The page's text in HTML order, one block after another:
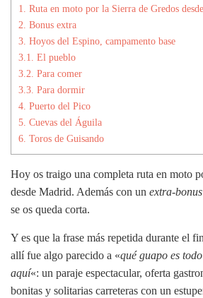
1.
Ruta en moto por la Sierra de Gredos
2. Bonus extra
3. Hoyos del Espino, campamento base
3.1.
El pueblo
3.2. Para comer
3.3. Para dormir
4. Puerto del Pico
5. Cuevas del Águila
6. Toros de Guisando
Hoy os traigo una completa ruta en moto
desde Madrid. Además con un extra-bonus
se os queda corta.
Y es que la frase más repetida durante el
allí fue algo parecido a «qué guapo es
aquí«: un paraje espectacular, oferta
bonitas y solitarias carreteras con un